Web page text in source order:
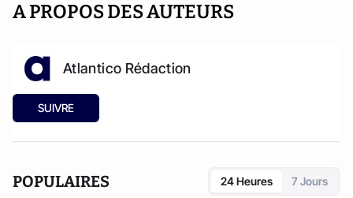
A PROPOS DES AUTEURS
Atlantico Rédaction
SUIVRE
POPULAIRES 24 Heures 7 Jours